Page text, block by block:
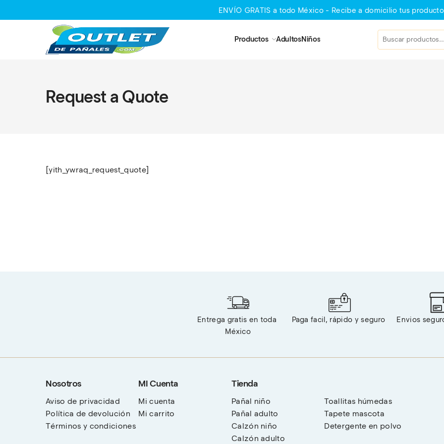
ENVÍO GRATIS a todo México - Recibe a domicilio tus
Productos AdultosNiños
Request a Quote
[yith_ywraq_request_quote]
Entrega gratis en toda
México
Paga facil, rápido y seguro Envios
Nosotros
Aviso de privacidad
Política de devolución
Términos y condiciones
MI Cuenta
Mi cuenta
Mi carrito
Tienda
Pañal niño
Pañal adulto
Calzón niño
Calzón adulto
Toallitas húmedas
Tapete mascota
Detergente en polvo